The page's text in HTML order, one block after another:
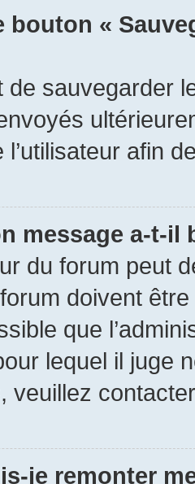
bouton «
de sauvegarder
l’utilisateur afin
message a-t-il
du forum peut
doivent
que
lequel il juge
veuillez
je remonter